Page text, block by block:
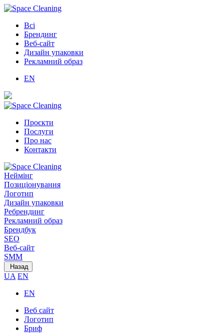
Всі
Брендинг
Веб-сайт
Дизайн упаковки
Рекламний образ
EN
Проєкти
Послуги
Про нас
Контакти
Неймінг
Позиціонування
Логотип
Дизайн упаковки
Ребрендинг
Рекламний образ
Брендбук
SEO
Веб-сайт
SMM
Назад
UA EN
EN
Веб сайт
Логотип
Бриф